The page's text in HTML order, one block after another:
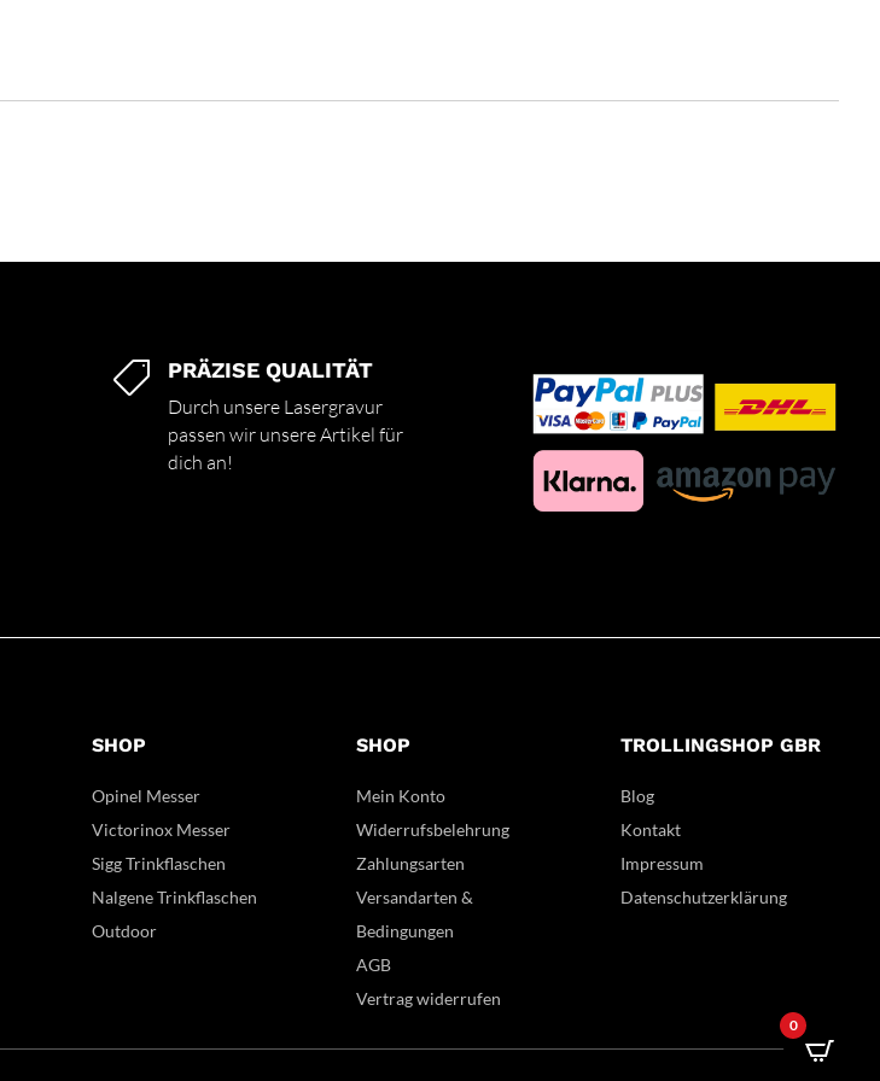
 PRÄZISE QUALITÄT
Durch unsere Lasergravur
passen wir unsere Artikel für
dich an!
SHOP
Opinel Messer
Victorinox Messer
Sigg Trinkflaschen
Nalgene Trinkflaschen
Outdoor
SHOP
Mein Konto
Widerrufsbelehrung
Zahlungsarten
Versandarten &
Bedingungen
AGB
Vertrag widerrufen
TROLLINGSHOP GBR
Blog
Kontakt
Impressum
Datenschutzerklärung
0